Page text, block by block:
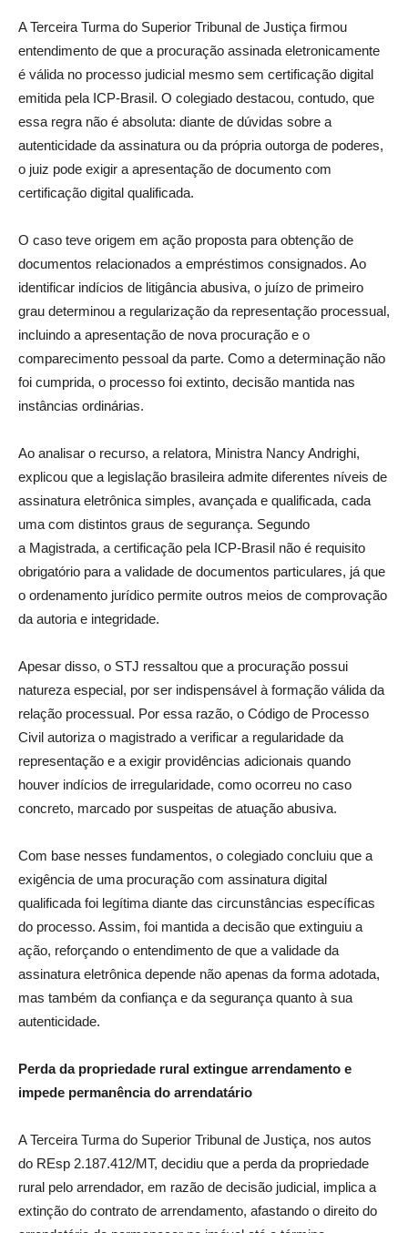
A Terceira Turma do Superior Tribunal de Justiça firmou
entendimento de que a procuração assinada eletronicamente
é válida no processo judicial mesmo sem certificação digital
emitida pela ICP-Brasil. O colegiado destacou, contudo, que
essa regra não é absoluta: diante de dúvidas sobre a
autenticidade da assinatura ou da própria outorga de poderes,
o juiz pode exigir a apresentação de documento com
certificação digital qualificada.
O caso teve origem em ação proposta para obtenção de
documentos relacionados a empréstimos consignados. Ao
identificar indícios de litigância abusiva, o juízo de primeiro
grau determinou a regularização da representação processual,
incluindo a apresentação de nova procuração e o
comparecimento pessoal da parte. Como a determinação não
foi cumprida, o processo foi extinto, decisão mantida nas
instâncias ordinárias.
Ao analisar o recurso, a relatora, Ministra Nancy Andrighi,
explicou que a legislação brasileira admite diferentes níveis de
assinatura eletrônica simples, avançada e qualificada, cada
uma com distintos graus de segurança. Segundo
a Magistrada, a certificação pela ICP-Brasil não é requisito
obrigatório para a validade de documentos particulares, já que
o ordenamento jurídico permite outros meios de comprovação
da autoria e integridade.
Apesar disso, o STJ ressaltou que a procuração possui
natureza especial, por ser indispensável à formação válida da
relação processual. Por essa razão, o Código de Processo
Civil autoriza o magistrado a verificar a regularidade da
representação e a exigir providências adicionais quando
houver indícios de irregularidade, como ocorreu no caso
concreto, marcado por suspeitas de atuação abusiva.
Com base nesses fundamentos, o colegiado concluiu que a
exigência de uma procuração com assinatura digital
qualificada foi legítima diante das circunstâncias específicas
do processo. Assim, foi mantida a decisão que extinguiu a
ação, reforçando o entendimento de que a validade da
assinatura eletrônica depende não apenas da forma adotada,
mas também da confiança e da segurança quanto à sua
autenticidade.
Perda da propriedade rural extingue arrendamento e
impede permanência do arrendatário
A Terceira Turma do Superior Tribunal de Justiça, nos autos
do REsp 2.187.412/MT, decidiu que a perda da propriedade
rural pelo arrendador, em razão de decisão judicial, implica a
extinção do contrato de arrendamento, afastando o direito do